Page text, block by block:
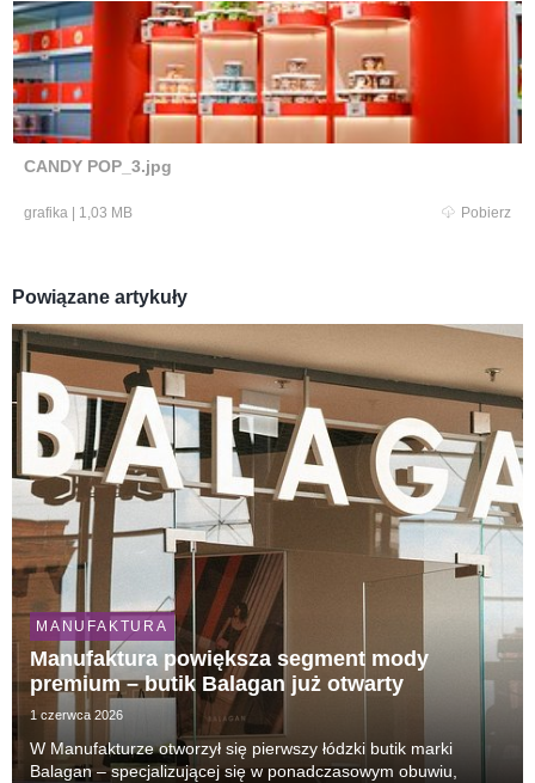
CANDY POP_3.jpg
grafika 1,03 MB Pobierz
Powiązane artykuły
MANUFAKTURA
Manufaktura powiększa segment mody
premium – butik Balagan już otwarty
1 czerwca 2026
W Manufakturze otworzył się pierwszy łódzki butik marki
Balagan – specjalizującej się w ponadczasowym obuwiu,